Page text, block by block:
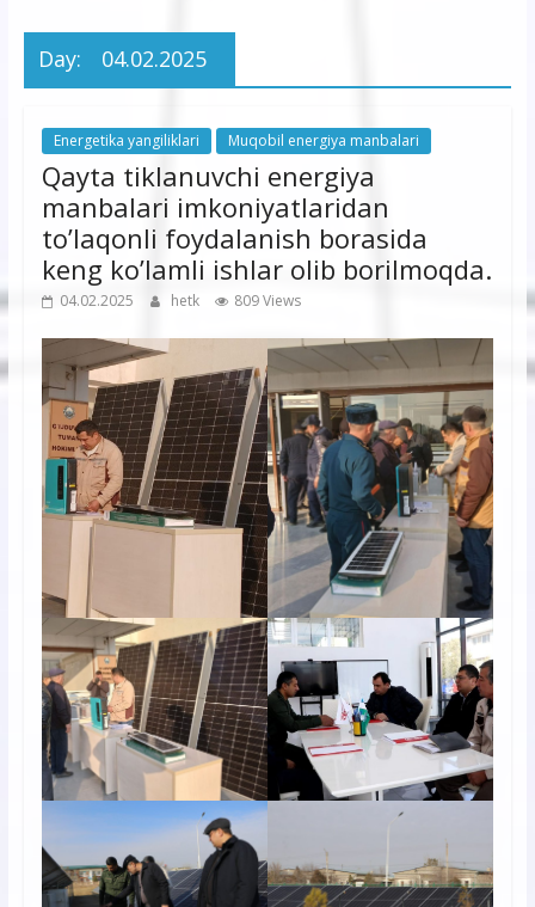
korxonasi”
Day: 04.02.2025
Energetika yangiliklari Muqobil energiya manbalari
Qayta tiklanuvchi energiya
manbalari imkoniyatlaridan
to’laqonli foydalanish borasida
keng ko’lamli ishlar olib borilmoqda.
04.02.2025 hetk 809 Views